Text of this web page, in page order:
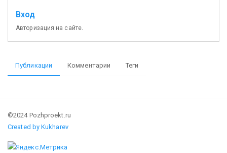
Вход
Авторизация на сайте.
Публикации Комментарии Теги
©2024 Pozhproekt.ru
Created by Kukharev